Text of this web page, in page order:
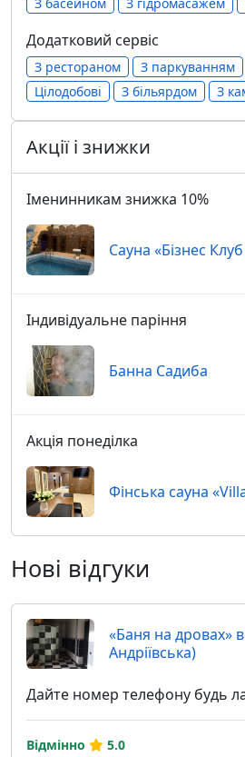
Додатковий сервіс
З рестораном З паркуванням
Цілодобові
З більярдом З
Акції і знижки
Іменинникам знижка 10%
Сауна «Бізнес
Індивідуальне паріння
Банна Садиба
Акція понеділка
Фінська сауна
Нові відгуки
«Баня на дровах»
Андріївська)
Дайте номер телефону будь
Відмінно
5.0